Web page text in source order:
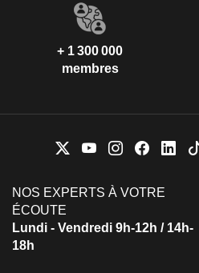
+ 1 300 000
membres
NOS EXPERTS À VOTRE
ÉCOUTE
Lundi - Vendredi 9h-12h / 14h-
18h